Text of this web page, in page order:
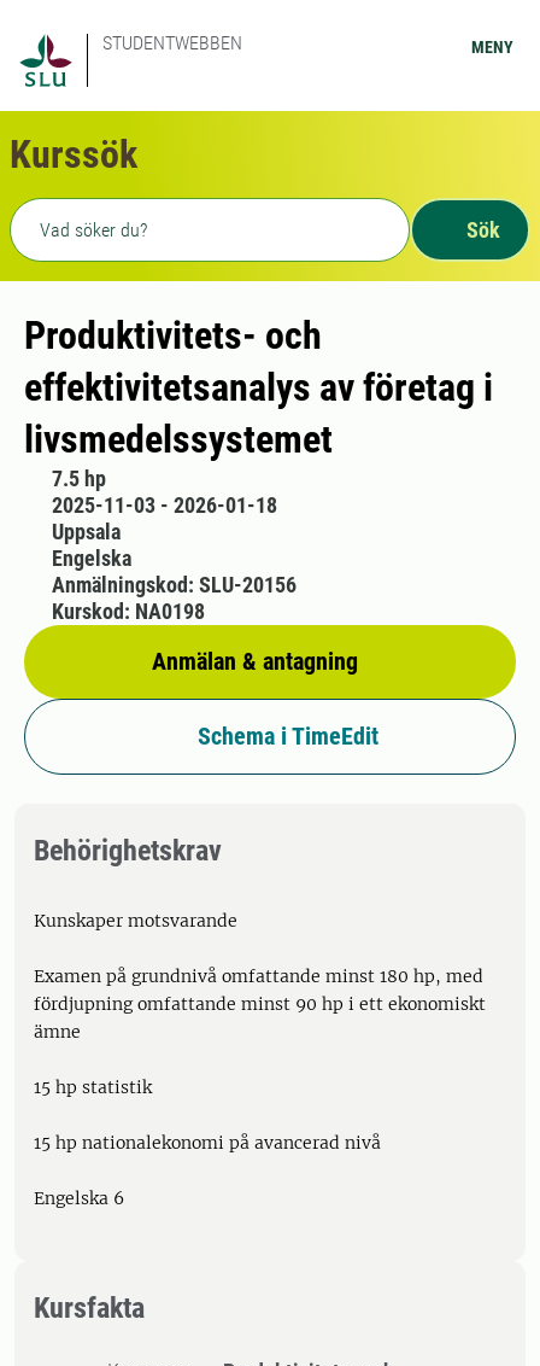
STUDENTWEBBEN MENY
Kurssök
Fritext sökning
Sök
Produktivitets- och
effektivitetsanalys av företag i
livsmedelssystemet
7.5 hp
2025-11-03 - 2026-01-18
Uppsala
Engelska
Anmälan & antagning
Anmälningskod: SLU-20156
Kurskod: NA0198
Schema i TimeEdit
Behörighetskrav
Kunskaper motsvarande
Examen på grundnivå omfattande minst 180 hp, med
fördjupning omfattande minst 90 hp i ett ekonomiskt
ämne
15 hp statistik
15 hp nationalekonomi på avancerad nivå
Engelska 6
Kursfakta